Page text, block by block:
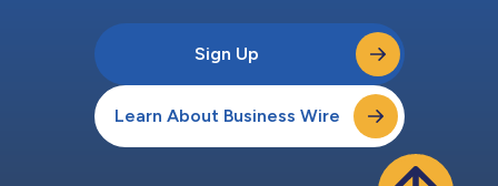
Sign Up
Learn About Business Wire